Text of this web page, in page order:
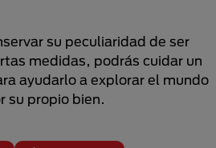
su peculiaridad de ser
medidas, podrás cuidar un
ayudarlo a explorar el mundo
su propio bien.